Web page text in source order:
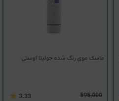
ماسک موی رنگ شده جولیتا اوستی
595,000
3.33